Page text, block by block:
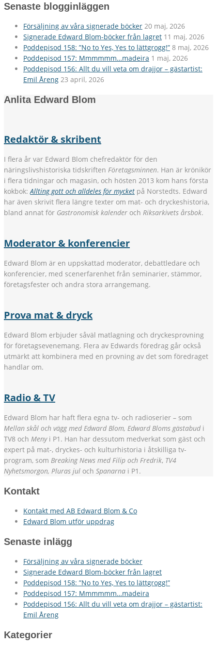
Senaste blogginläggen
Försäljning av våra signerade böcker 20 maj, 2026
Signerade Edward Blom-böcker från lagret 11 maj, 2026
Poddepisod 158: ”No to Yes, Yes to lättgrogg!” 8 maj, 2026
Poddepisod 157: Mmmmmm…madeira 1 maj, 2026
Poddepisod 156: Allt du vill veta om drajjor – gästartist:
Emil Åreng 23 april, 2026
Anlita Edward Blom
Redaktör & skribent
I flera år var Edward Blom chefredaktör för den
näringslivshistoriska tidskriften Företagsminnen. Han är krönikör
i flera tidningar och magasin, och hösten 2013 kom hans första
kokbok: Allting gott och alldeles för mycket på Norstedts. Edward
har även skrivit flera längre texter om mat- och dryckeshistoria,
bland annat för Gastronomisk kalender och Riksarkivets årsbok.
Moderator & konferencier
Edward Blom är en uppskattad moderator, debattledare och
konferencier, med scenerfarenhet från seminarier, stämmor,
företagsfester och andra stora arrangemang.
Prova mat & dryck
Edward Blom erbjuder såväl matlagning och dryckesprovning
för företagsevenemang. Flera av Edwards föredrag går också
utmärkt att kombinera med en provning av det som föredraget
handlar om.
Radio & TV
Edward Blom har haft flera egna tv- och radioserier – som
Mellan skål och vägg med Edward Blom, Edward Bloms gästabud i
TV8 och Menyi P1. Han har dessutom medverkat som gäst och
expert på mat-, dryckes- och kulturhistoria i åtskilliga tv-
program, som Breaking News med Filip och Fredrik, TV4
Nyhetsmorgon, Pluras jul och Spanarna i P1.
Kontakt
Kontakt med AB Edward Blom & Co
Edward Blom utför uppdrag
Senaste inlägg
Försäljning av våra signerade böcker
Signerade Edward Blom-böcker från lagret
Poddepisod 158: ”No to Yes, Yes to lättgrogg!”
Poddepisod 157: Mmmmmm…madeira
Poddepisod 156: Allt du vill veta om drajjor – gästartist:
Emil Åreng
Kategorier